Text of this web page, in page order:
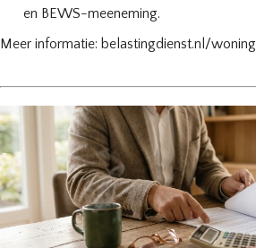
en BEWS-meeneming.
Meer informatie: belastingdienst.nl/woning